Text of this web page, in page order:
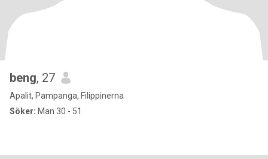
beng, 27
Apalit, Pampanga, Filippinerna
Söker: Man 30 - 51